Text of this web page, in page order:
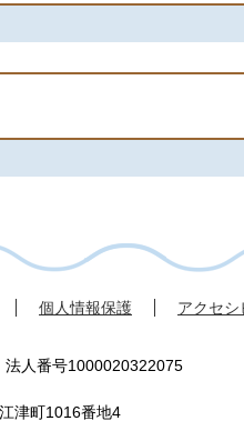
個人情報保護 アクセシ
法人番号1000020322075
津町1016番地4